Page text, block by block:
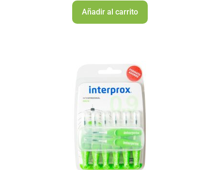
Añadir al carrito